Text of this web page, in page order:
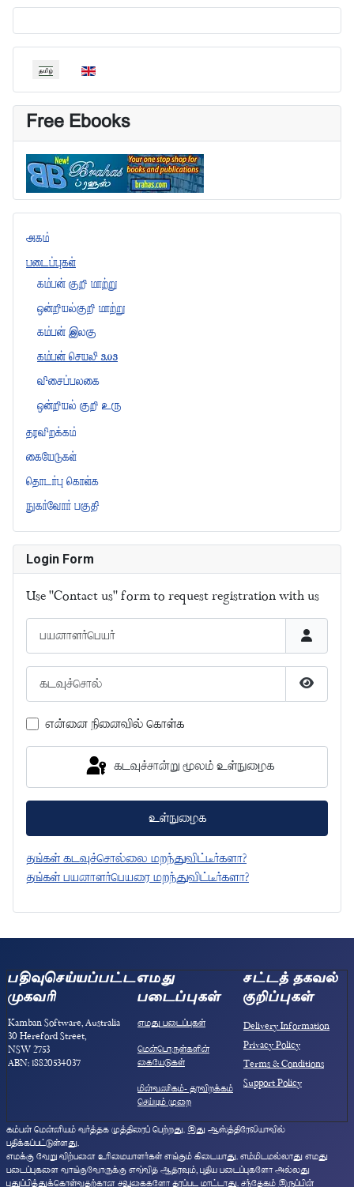
தங்கள் மொழியைத் தேர்வுசெய்யவும்
Free Ebooks
அகம்
படைப்புகள்
கம்பன் குறி மாற்று
ஒன்றியல்குறி மாற்று
கம்பன் இலகு
கம்பன் செயலி 3.03
விசைப்பலகை
ஒன்றியல் குறி உரு
தரவிறக்கம்
கையேடுகள்
தொடர்பு கொள்க
நுகர்வோர் பகுதி
Login Form
Use "Contact us" form to request registration with us
என்னை நினைவில் கொள்க
கடவுச்சான்று மூலம் உள்நுழைக
உள்நுழைக
தங்கள் கடவுச்சொல்லை மறந்துவிட்டீர்களா?
தங்கள் பயனாளர்பெயரை மறந்துவிட்டீர்களா?
பதிவுசெய்யப்பட்ட
முகவரி
Kamban Software, Australia
30 Hereford Street,
NSW 2753
ABN: 18820534037
எமது
படைப்புகள்
எமது படைப்புகள்
மென்பொருள்களின்
கையேடுகள்
மின்வணிகம்- தரவிறக்கம்
செய்யும் முறை
சட்டத் தகவல்
குறிப்புகள்
Delivery Information
Privacy Policy
Terms & Conditions
Support Policy
கம்பன் மென்னியம் வர்த்தக முத்திரைப் பெற்றது. இது ஆஸ்த்திரேலியாவில்
பதிக்கப்பட்டுள்ளது.
எமக்கு வேறு விற்பனை உரிமையாளர்கள் எங்கும் கிடையாது. எம்மிடமல்லாது எமது
படைப்புகளை வாங்குவோருக்கு எவ்வித ஆதரவும், புதிய படைப்புகளோ அல்லது
புதுப்பித்துக்கொள்வதற்கான சலுகைகளோ தரப்பட மாட்டாது. சந்தேகம் இருப்பின்